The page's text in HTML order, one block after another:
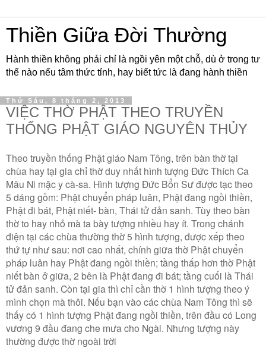
Thiền Giữa Đời Thường
Hành thiền không phải chỉ là ngồi yên một chỗ, dù ở trong tư
thế nào nếu tâm thức tỉnh, hay biết tức là đang hành thiền
Thứ Sáu, 8 tháng 2, 2013
VIỆC THỜ PHẬT THEO TRUYỀN
THỐNG PHẬT GIÁO NGUYÊN THỦY
Theo truyền thống Phật giáo Nam Tông, trên bàn thờ tại
chùa hay tại gia chỉ thờ duy nhất hình tượng Đức Thích Ca
Mâu Ni mặc y cà-sa. Hình tượng Đức Bổn Sư được tạc theo
5 dáng gồm: Phật chuyển pháp luân, Phật đang ngồi thiền,
Phật đi bát, Phật niết- bàn, Thái tử đản sanh. Tùy theo bàn
thờ to hay nhỏ mà ta bày tượng nhiều hay ít. Trong chánh
điện tại các chùa thường thờ 5 hình tượng, được xếp theo
thứ tự như sau: nơi cao nhất, chính giữa thờ Phật chuyển
pháp luân hay Phật đang ngồi thiền; tầng thấp hơn thờ Phật
niết bàn ở giữa, 2 bên là Phật đang đi bát; tầng cuối là Thái
tử đản sanh. Còn tại gia thì chỉ cần thờ 1 hình tượng theo ý
mình chọn mà thôi. Nếu bạn vào các chùa Nam Tông thì sẽ
thấy có 1 hình tượng Phật đang ngồi thiền, trên đầu có Long
vương 9 đầu đang che mưa cho Ngài. Nhưng tượng này
thường được thờ ngoài trời